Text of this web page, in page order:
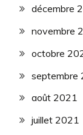
décembre
novembre
octobre
septembre
août 2021
juillet 2021